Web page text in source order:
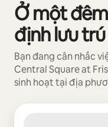
Ở một
định lưu
Bạn đang cân nhắc
Central Square at
sinh hoạt tại địa
Đang hiển thị 0/0 mục